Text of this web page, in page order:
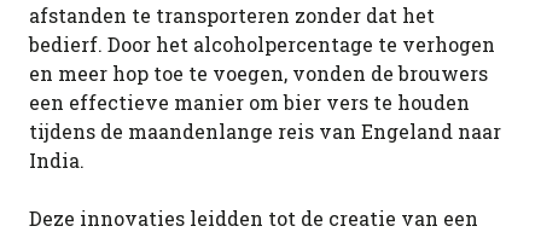
afstanden te transporteren zonder dat het
bedierf. Door het alcoholpercentage te verhogen
en meer hop toe te voegen, vonden de brouwers
een effectieve manier om bier vers te houden
tijdens de maandenlange reis van Engeland naar
India.
Deze innovaties leidden tot de creatie van een